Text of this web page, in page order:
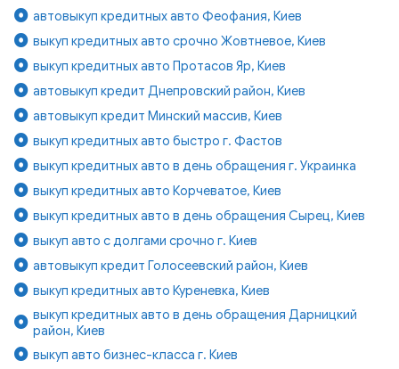
автовыкуп кредитных авто Феофания, Киев
выкуп кредитных авто срочно Жовтневое, Киев
выкуп кредитных авто Протасов Яр, Киев
автовыкуп кредит Днепровский район, Киев
автовыкуп кредит Минский массив, Киев
выкуп кредитных авто быстро г. Фастов
выкуп кредитных авто в день обращения г. Украинка
выкуп кредитных авто Корчеватое, Киев
выкуп кредитных авто в день обращения Сырец, Киев
выкуп авто с долгами срочно г. Киев
автовыкуп кредит Голосеевский район, Киев
выкуп кредитных авто Куреневка, Киев
выкуп кредитных авто в день обращения Дарницкий
район, Киев
выкуп авто бизнес-класса г. Киев